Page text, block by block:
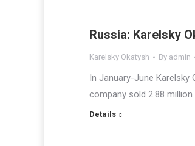
Russia: Karelsky
Karelsky Okatysh By admin
In January-June Karelsky
company sold 2.88
Details